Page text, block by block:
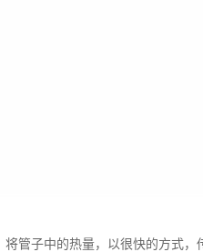
管子中的热量，以很快的方式，